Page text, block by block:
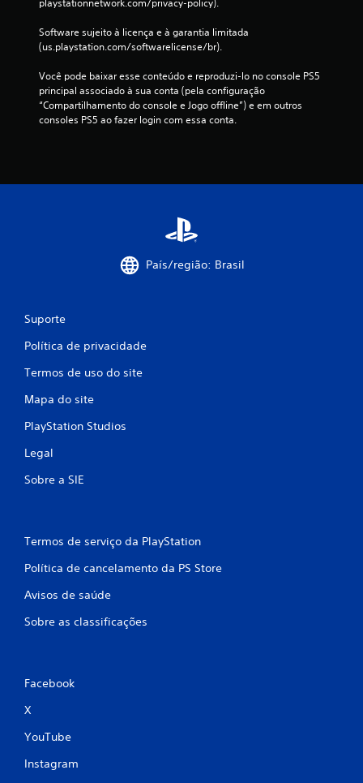
Software sujeito à licença e à garantia limitada
(us.playstation.com/softwarelicense/br).
Você pode baixar esse conteúdo e reproduzi-lo no console PS5
principal associado à sua conta (pela configuração
“Compartilhamento do console e Jogo offline”) e em outros
consoles PS5 ao fazer login com essa conta.
País/região: Brasil
Suporte
Política de privacidade
Termos de uso do site
Mapa do site
PlayStation Studios
Legal
Sobre a SIE
Termos de serviço da PlayStation
Política de cancelamento da PS Store
Avisos de saúde
Sobre as classificações
Facebook
X
YouTube
Instagram